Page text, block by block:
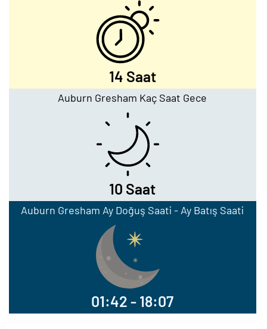
14 Saat
Auburn Gresham Kaç Saat Gece
10 Saat
Auburn Gresham Ay Doğuş Saati - Ay Batış Saati
01:42 - 18:07